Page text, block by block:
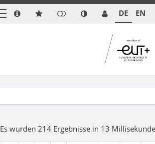
DE EN
Es wurden 214 Ergebnisse in 13